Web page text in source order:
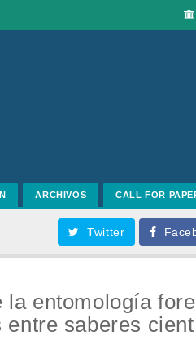
ARCHIVOS CALL FOR
Twitter
entomología
saberes